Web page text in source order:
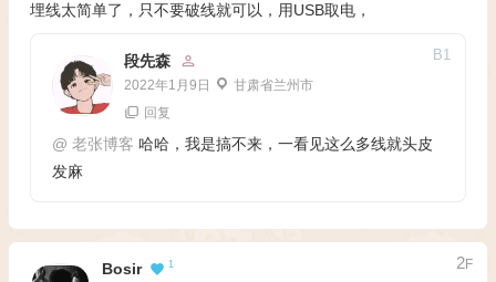
埋线太简单了，只不要破线就可以，用USB取电，
段先森
2022年1月9日 甘肃省兰州市
B1
回复
@ 老张博客 哈哈，我是搞不来，一看见这么多线就头皮
发麻
Bosir 1 2F